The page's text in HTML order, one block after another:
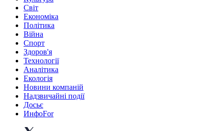
Світ
Економіка
Політика
Війна
Спорт
Здоров'я
Технології
Аналітика
Екологія
Новини компаній
Надзвичайні події
Досьє
ИнфоFor